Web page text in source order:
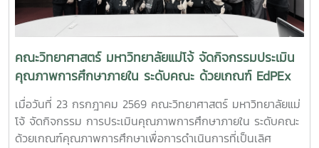
คณะวิทยาศาสตร์ มหาวิทยาลัยแม่โจ้ จัดกิจกรรมประเมิน
คุณภาพการศึกษาภายใน ระดับคณะ ด้วยเกณฑ์ EdPEx
ประจำปีการศึกษา 2568
เมื่อวันที่ 23 กรกฎาคม 2569 คณะวิทยาศาสตร์ มหาวิทยาลัยแม่
โจ้ จัดกิจกรรม การประเมินคุณภาพการศึกษาภายใน ระดับคณะ
ด้วยเกณฑ์คุณภาพการศึกษาเพื่อการดำเนินการที่เป็นเลิศ